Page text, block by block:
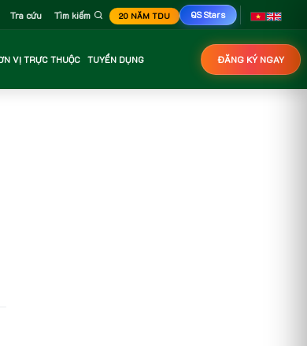
Tra cứu Tìm kiếm 20 NĂM TDU QS Stars
VỊ TRỰC THUỘC TUYỂN DỤNG ĐĂNG KÝ NGAY